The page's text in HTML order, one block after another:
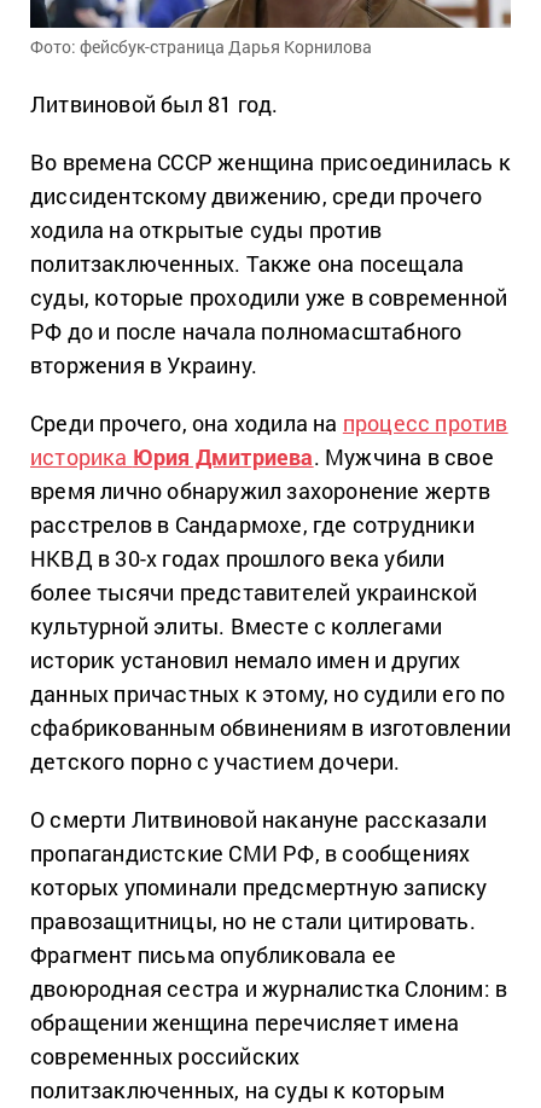
Фото: фейсбук-страница Дарья Корнилова
Литвиновой был 81 год.
Во времена СССР женщина присоединилась к
диссидентскому движению, среди прочего
ходила на открытые суды против
политзаключенных. Также она посещала
суды, которые проходили уже в современной
РФ до и после начала полномасштабного
вторжения в Украину.
Среди прочего, она ходила на процесс против
историка Юрия Дмитриева. Мужчина в свое
время лично обнаружил захоронение жертв
расстрелов в Сандармохе, где сотрудники
НКВД в 30-х годах прошлого века убили
более тысячи представителей украинской
культурной элиты. Вместе с коллегами
историк установил немало имен и других
данных причастных к этому, но судили его по
сфабрикованным обвинениям в изготовлении
детского порно с участием дочери.
О смерти Литвиновой накануне рассказали
пропагандистские СМИ РФ, в сообщениях
которых упоминали предсмертную записку
правозащитницы, но не стали цитировать.
Фрагмент письма опубликовала ее
двоюродная сестра и журналистка Слоним: в
обращении женщина перечисляет имена
современных российских
политзаключенных, на суды к которым